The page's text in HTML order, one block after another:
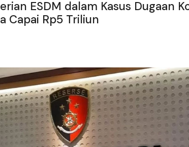
ESDM dalam Kasus Dugaan
Capai Rp5 Triliun